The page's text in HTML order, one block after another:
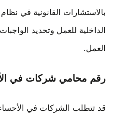
بالاستشارات القانونية في
الداخلية للعمل وتحديد
العمل.
رقم محامي شركات في
قد تتطلب الشركات في